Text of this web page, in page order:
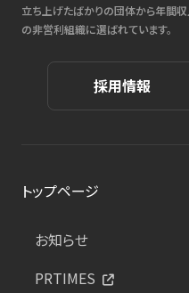
立ち上げたばかりの団体から年間
の非営利組織に選ばれています。
採用情報
トップページ
お知らせ
PRTIMES